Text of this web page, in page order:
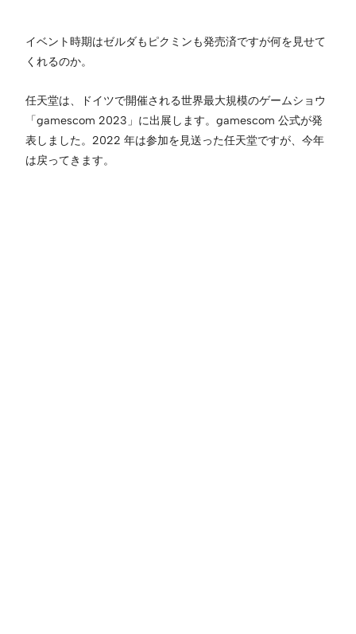
イベント時期はゼルダもピクミンも発売済ですが何を見せて
くれるのか。
任天堂は、ドイツで開催される世界最大規模のゲームショウ
「gamescom 2023」に出展します。gamescom 公式が発
表しました。2022 年は参加を見送った任天堂ですが、今年
は戻ってきます。